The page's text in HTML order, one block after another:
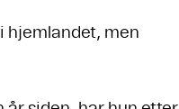
hjemlandet, men